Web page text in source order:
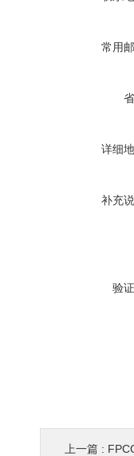
常用
详细
补充
验
上一篇 :